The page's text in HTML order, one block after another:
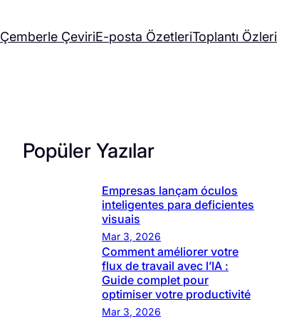
Çemberle ÇeviriE-posta ÖzetleriToplantı Özleri
Popüler Yazılar
Empresas lançam óculos
inteligentes para deficientes
visuais
Mar 3, 2026
Comment améliorer votre
flux de travail avec l’IA :
Guide complet pour
optimiser votre productivité
Mar 3, 2026